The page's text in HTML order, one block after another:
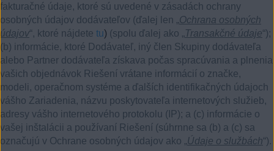
fakturačné údaje, ktoré sú uvedené v zásadách ochrany
osobných údajov dodávateľov (ďalej len „Ochrana osobných
údajov“, ktoré nájdete tu) (spolu ďalej ako „Transakčné údaje“);
(b) informácie, ktoré Dodávateľ, iný člen Skupiny dodávateľa
alebo Partner dodávateľa získava počas spracúvania a plnenia
vašich objednávok Riešení vrátane informácií o značke,
modeli, operačnom systéme a ďalších identifikačných údajoch
vášho Zariadenia, názvu poskytovateľa internetových služieb,
adresy vášho internetového protokolu (IP); a (c) informácie o
vašej inštalácii a používaní Riešení (súhrnne sa (b) a (c) sa
označujú v Ochrane osobných údajov ako „Údaje o službách“).